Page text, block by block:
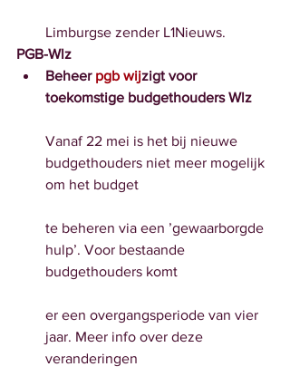
Limburgse zender L1Nieuws.
PGB-Wlz
Beheer pgb wijzigt voor
toekomstige budgethouders Wlz
Vanaf 22 mei is het bij nieuwe
budgethouders niet meer mogelijk
om het budget
te beheren via een ’gewaarborgde
hulp’. Voor bestaande
budgethouders komt
er een overgangsperiode van vier
jaar. Meer info over deze
veranderingen